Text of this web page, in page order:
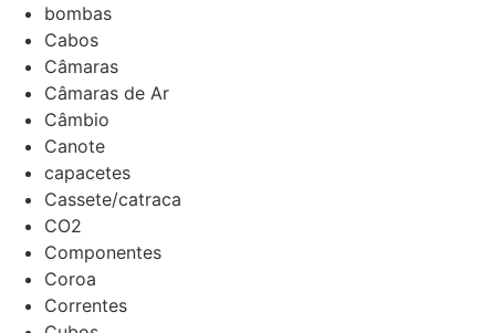
bombas
Cabos
Câmaras
Câmaras de Ar
Câmbio
Canote
capacetes
Cassete/catraca
CO2
Componentes
Coroa
Correntes